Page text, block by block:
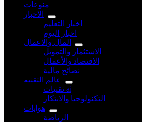
منوعات
الاخبار
اخبار التعليم
اخبار اليوم
المال والاعمال
الاستثمار والتمويل
الاقتصاد والأعمال
نصائح مالية
عالم التقنيه
تقنيات ai
التكنولوجيا والابتكار
هوايات
الرياضة